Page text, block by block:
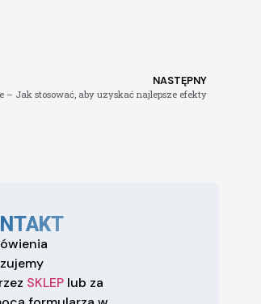
NASTĘPNY
– Jak stosować, aby uzyskać najlepsze efekty
SKLEPlub za